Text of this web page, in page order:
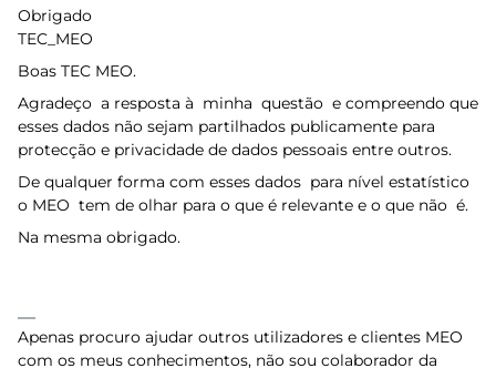
Obrigado
TEC_MEO
Boas TEC MEO.
Agradeço a resposta à minha questão e compreendo que
esses dados não sejam partilhados publicamente para
protecção e privacidade de dados pessoais entre outros.
De qualquer forma com esses dados para nível estatístico
o MEO tem de olhar para o que é relevante e o que não é.
Na mesma obrigado.
Apenas procuro ajudar outros utilizadores e clientes MEO
com os meus conhecimentos, não sou colaborador da